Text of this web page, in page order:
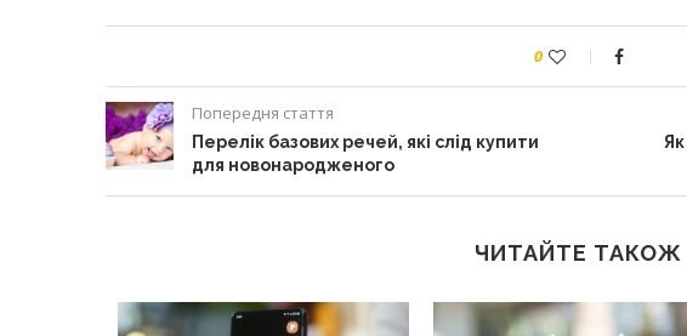
0
Попередня стаття
Перелік базових речей, які слід купити
для новонародженого
ЧИТАЙТЕ ТАКОЖ